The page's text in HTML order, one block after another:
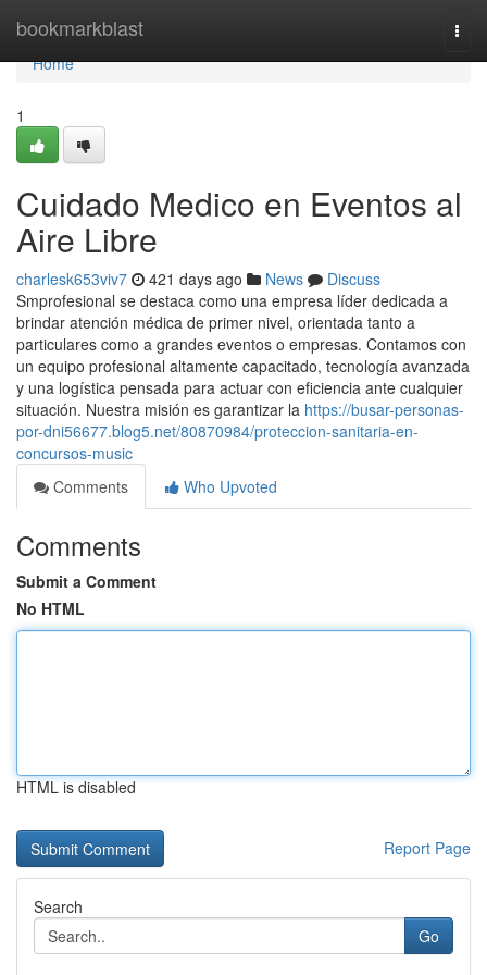
bookmarkblast
Home
Home
1
Cuidado Medico en Eventos al
Aire Libre
charlesk653viv7 421 days ago News
Discuss
Smprofesional se destaca como una empresa líder dedicada a
brindar atención médica de primer nivel, orientada tanto a
particulares como a grandes eventos o empresas. Contamos con
un equipo profesional altamente capacitado, tecnología avanzada
y una logística pensada para actuar con eficiencia ante cualquier
situación. Nuestra misión es garantizar la https://busar-personas-
por-dni56677.blog5.net/80870984/proteccion-sanitaria-en-
concursos-music
Comments
Who Upvoted
Comments
Submit a Comment
No HTML
HTML is disabled
Report Page
Search
Go